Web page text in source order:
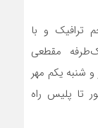
ترافیک و با
مقطعی
شهریور، جمعه ۳۱ شهریور و شنبه یکم مهر
تا پلیس راه